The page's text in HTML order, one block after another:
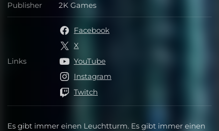
Es gibt immer einen Leuchtturm. Es gibt immer einen
Publisher Publisher
2K Games
Links Links
Facebook
X
YouTube
Instagram
Twitch